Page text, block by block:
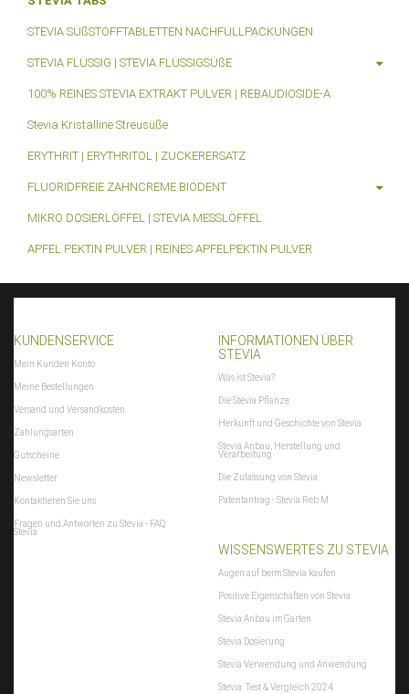
STEVIA SÜßSTOFFTABLETTEN NACHFÜLLPACKUNGEN
STEVIA FLÜSSIG | STEVIA FLÜSSIGSÜßE
100% REINES STEVIA EXTRAKT PULVER | REBAUDIOSIDE-A
Stevia Kristalline Streusüße
ERYTHRIT | ERYTHRITOL | ZUCKERERSATZ
FLUORIDFREIE ZAHNCREME BIODENT
MIKRO DOSIERLÖFFEL | STEVIA MESSLÖFFEL
APFEL PEKTIN PULVER | REINES APFELPEKTIN PULVER
KUNDENSERVICE
Mein Kunden Konto
Meine Bestellungen
Versand und Versandkosten
Zahlungsarten
Gutscheine
Newsletter
Kontaktieren Sie uns
Fragen und Antworten zu Stevia - FAQ
Stevia
INFORMATIONEN ÜBER
STEVIA
Was ist Stevia?
Die Stevia Pflanze
Herkunft und Geschichte von Stevia
Stevia Anbau, Herstellung und
Verarbeitung
Die Zulassung von Stevia
Patentantrag - Stevia Reb M
WISSENSWERTES ZU STEVIA
Augen auf beim Stevia kaufen
Positive Eigenschaften von Stevia
Stevia Anbau im Garten
Stevia Dosierung
Stevia Verwendung und Anwendung
Stevia: Test & Vergleich 2024